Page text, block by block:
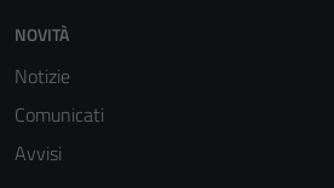
NOVITÀ
Notizie
Comunicati
Avvisi